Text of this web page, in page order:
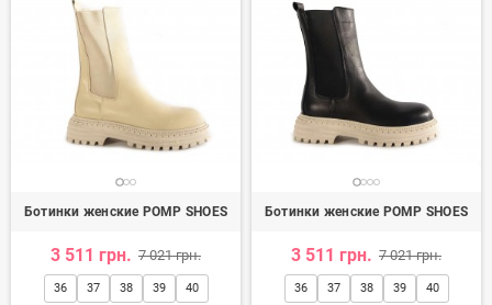
Ботинки женские POMP SHOES
3 511 грн. 7 021 грн.
36 37 38 39 40
Ботинки женские POMP SHOES
3 511 грн. 7 021 грн.
36 37 38 39 40